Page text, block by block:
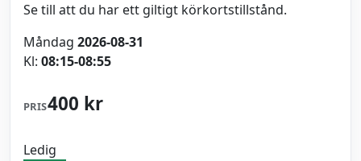
Se till att du har ett giltigt körkortstillstånd.
Måndag 2026-08-31
Kl: 08:15-08:55
PRIS400 kr
Ledig